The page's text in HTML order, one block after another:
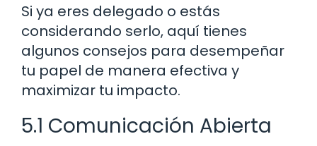
Si ya eres delegado o estás
considerando serlo, aquí tienes
algunos consejos para desempeñar
tu papel de manera efectiva y
maximizar tu impacto.
5.1 Comunicación Abierta